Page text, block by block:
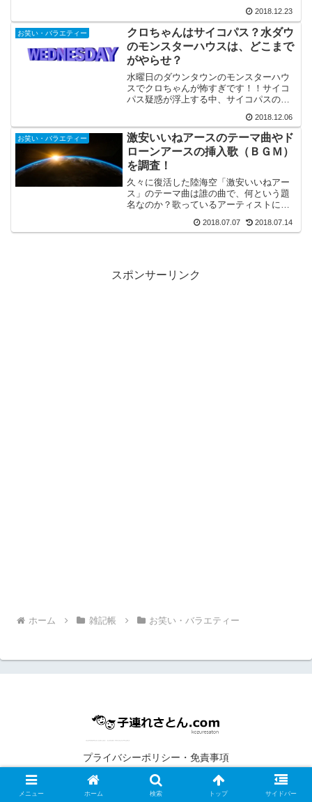
隠れする台本には、オチはどう書かかれ
てるのでしょうか？ガチなのか？ヤラセ
なのか？
2018.12.23
お笑い・バラエティー
クロちゃんはサイコパス？水ダウ
のモンスターハウスは、どこまで
がやらせ？
水曜日のダウンタウンのモンスターハウ
スでクロちゃんが怖すぎです！！サイコ
パス疑惑が浮上する中、サイコパスの定
ターハウスのあらすじとモンスター誕生
の瞬間を紹介！この番組、ガチか？やら
せか？
2018.12.06
お笑い・バラエティー
激安いいねアースのテーマ曲やド
ローンアースの挿入歌（ＢＧＭ）
を調査！
久々に復活した陸海空「激安いいねアー
ス」のテーマ曲は誰の曲で、何という題
名なのか？歌っているアーティストにつ
ーンアースの挿入歌（ＢＧＭ）や部族ア
2018.07.07 2018.07.14
スポンサーリンク
ホーム 雑記帳 お笑い・バラエティー
プライバシーポリシー・免責事項
© 2018 子連れさとん.com.
メニュー ホーム 検索 トップ サイドバー